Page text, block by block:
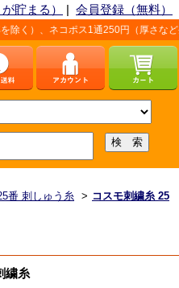
貯まる） | 会員登録（無料）
ス1通250円（厚さなど条件あり）。
番 刺しゅう糸 > コスモ刺繍糸 25
繍糸